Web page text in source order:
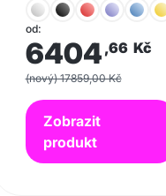
od:
6404 ,66 Kč
(nový) 17859,00 Kč
Zobrazit
produkt